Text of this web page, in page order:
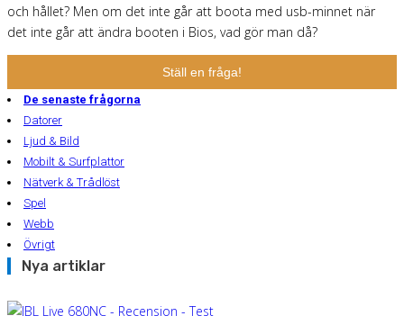
och hållet? Men om det inte går att boota med usb-minnet när
det inte går att ändra booten i Bios, vad gör man då?
Ställ en fråga!
De senaste frågorna
Datorer
Ljud & Bild
Mobilt & Surfplattor
Nätverk & Trådlöst
Spel
Webb
Övrigt
Nya artiklar